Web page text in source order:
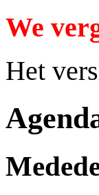
We
Het